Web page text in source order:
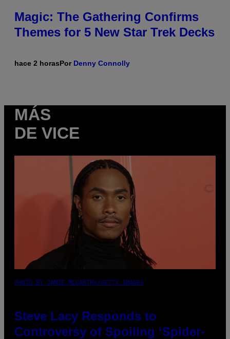
Magic: The Gathering Confirms
Themes for 5 New Star Trek Decks
hace 2 horasPor Denny Connolly
MÁS
DE VICE
PHOTO BY JAMIE MCCARTHY/GETTY IMAGES
Steve Lacy Responds to
Controversy of Spoiling ‘Spider-